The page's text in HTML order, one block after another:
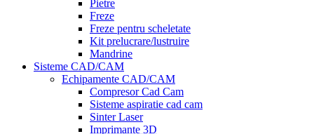
Pietre
Freze
Freze pentru scheletate
Kit prelucrare/lustruire
Mandrine
Sisteme CAD/CAM
Echipamente CAD/CAM
Compresor Cad Cam
Sisteme aspiratie cad cam
Sinter Laser
Imprimante 3D